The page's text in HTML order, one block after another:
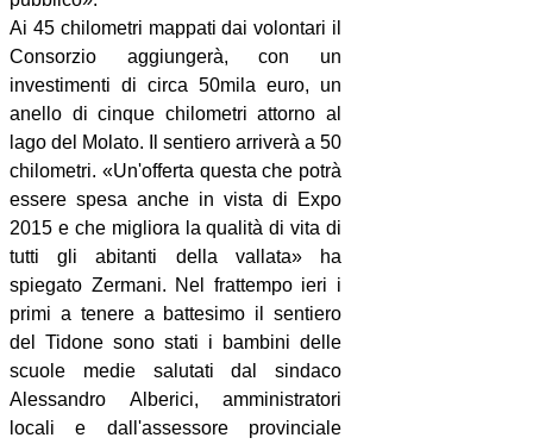
Ai 45 chilometri mappati dai volontari il
Consorzio aggiungerà, con un
investimenti di circa 50mila euro, un
anello di cinque chilometri attorno al
lago del Molato. Il sentiero arriverà a 50
chilometri. «Un'offerta questa che potrà
essere spesa anche in vista di Expo
2015 e che migliora la qualità di vita di
tutti gli abitanti della vallata» ha
spiegato Zermani. Nel frattempo ieri i
primi a tenere a battesimo il sentiero
del Tidone sono stati i bambini delle
scuole medie salutati dal sindaco
Alessandro Alberici, amministratori
locali e dall'assessore provinciale